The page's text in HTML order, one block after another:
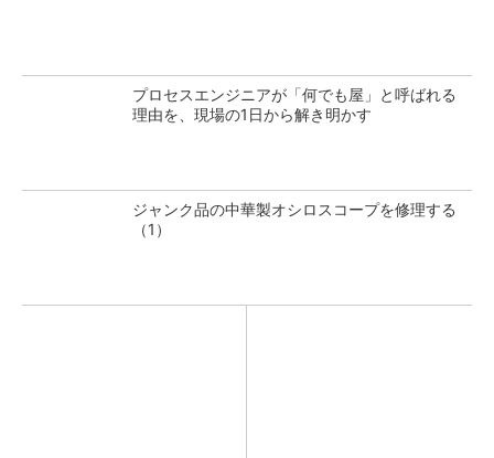
プロセスエンジニアが「何でも屋」と呼ばれる
理由を、現場の1日から解き明かす
ジャンク品の中華製オシロスコープを修理する
（1）